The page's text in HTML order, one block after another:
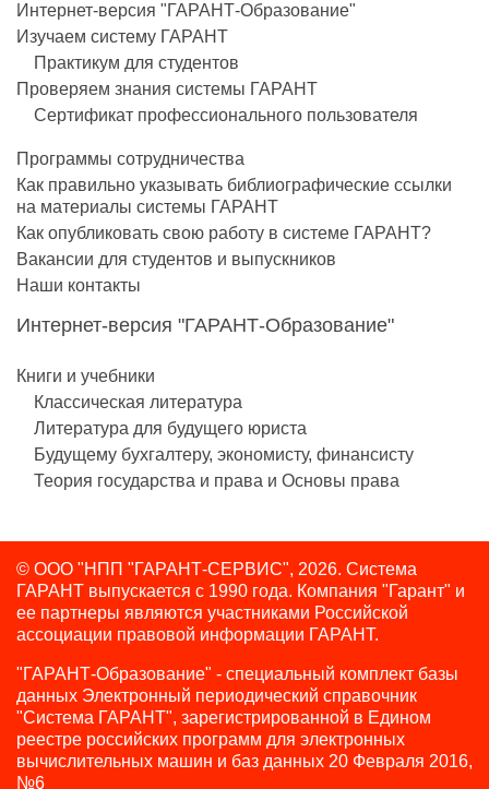
Интернет-версия "ГАРАНТ-Образование"
Изучаем систему ГАРАНТ
Практикум для студентов
Проверяем знания системы ГАРАНТ
Сертификат профессионального пользователя
Программы сотрудничества
Как правильно указывать библиографические ссылки
на материалы системы ГАРАНТ
Как опубликовать свою работу в системе ГАРАНТ?
Вакансии для студентов и выпускников
Наши контакты
Интернет-версия "ГАРАНТ-Образование"
Книги и учебники
Классическая литература
Литература для будущего юриста
Будущему бухгалтеру, экономисту, финансисту
Теория государства и права и Основы права
© ООО "НПП "ГАРАНТ-СЕРВИС", 2026. Система
ГАРАНТ выпускается с 1990 года. Компания "Гарант" и
ее партнеры являются участниками Российской
ассоциации правовой информации ГАРАНТ.
"ГАРАНТ-Образование" - специальный комплект базы
данных Электронный периодический справочник
"Система ГАРАНТ", зарегистрированной в Едином
реестре российских программ для электронных
вычислительных машин и баз данных 20 Февраля 2016,
№6